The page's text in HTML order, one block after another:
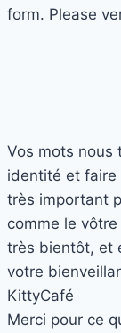
form. Please
Vos mots nous
identité et faire
très important
comme le
très bientôt, et
votre
KittyCafé
Merci pour ce